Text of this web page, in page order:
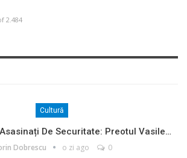
2.484
Cultură
De Securitate: Preotul Vasile…
Dobrescu o zi ago 0